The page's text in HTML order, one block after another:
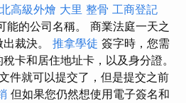
高級外燴 大里 整骨 工商登記
能的公司名稱。 商業法庭一天之
裁決。 推拿學徒 簽字時，您需
卡和居住地址卡，以及身分證。
件就可以提交了，但是提交之前
但如果您仍然想使用電子簽名和